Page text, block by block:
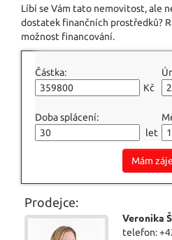
Líbí se Vám tato nemovitost, ale
dostatek finančních prostředků?
možnost financování.
Částka:
Kč
Doba splácení:
let
Mám
Prodejce:
Veronika
telefon: